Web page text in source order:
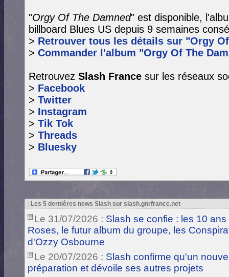
"Orgy Of The Damned" est disponible,
billboard Blues US depuis 9 semaines
> Retrouver tous les détails sur "Orgy
> Commander l'album "Orgy Of The
Retrouvez Slash France sur les réseaux
> Facebook
> Twitter
> Instagram
> Tik Tok
> Threads
> Bluesky
Les 5 dernières news Slash sur slash.gnrfrance.net
Le 31/07/2026 : Slash se confie : les 10
Roses, le futur album du groupe, les
d'Ozzy Osbourne
Le 20/07/2026 : Slash confirme qu'un
préparation et dévoile ses autres projets